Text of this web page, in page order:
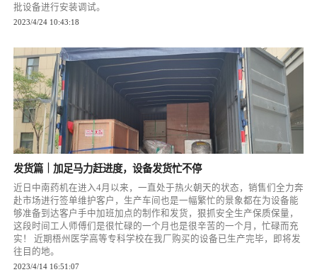
批设备进行安装调试。
2023/4/24 10:43:18
发货篇｜加足马力赶进度，设备发货忙不停
近日中南药机在进入4月以来，一直处于热火朝天的状态，销售们全力奔
赴市场进行签单维护客户，生产车间也是一幅繁忙的景象都在为设备能
够准备到达客户手中加班加点的制作和发货，狠抓安全生产保质保量，
这段时间工人师傅们是很忙碌的一个月也是很辛苦的一个月，忙碌而充
实！ 近期梧州医学高等专科学校在我厂购买的设备已生产完毕，即将发
往目的地。
2023/4/14 16:51:07